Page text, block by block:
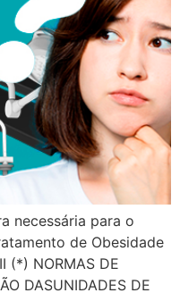
necessária para o
de Obesidade
(*) NORMAS DE
DASUNIDADES DE